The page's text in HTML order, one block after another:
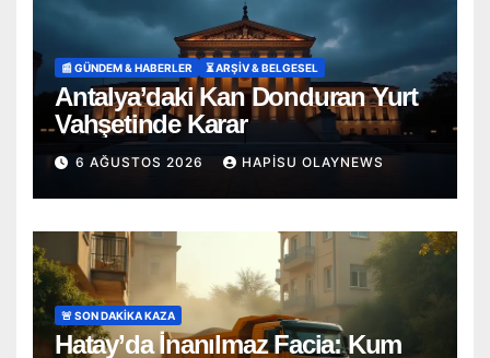
📰 GÜNDEM & HABERLER ⏳ ARŞİV & BELGESEL
Antalya’daki Kan Donduran Yurt
Vahşetinde Karar
6 AĞUSTOS 2026 HAPISU OLAYNEWS
🚨 SON DAKİKA KAZA
Hatay’da İnanılmaz Facia: Kum